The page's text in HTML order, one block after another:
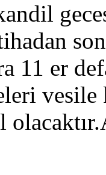
11 er